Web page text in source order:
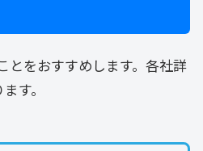
とをおすすめします。各社詳
す。